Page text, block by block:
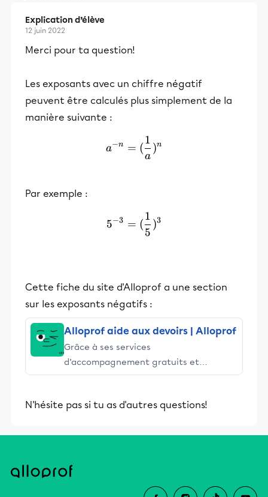
Explication d’élève
12 juin 2022
Merci pour ta question!
Les exposants avec un chiffre négatif
peuvent être calculés plus simplement de la
manière suivante :
a^{-n}=(\frac{1}{a})^n
a−n = (
a
1
)n
Par exemple :
5^{-3}=(\frac{1}{5})^3
5−3 = (
5
1
)3
Cette fiche du site d'Alloprof a une section
sur les exposants négatifs :
Alloprof aide aux devoirs | Alloprof
Grâce à ses services
d’accompagnement gratuits et
stimulants, Alloprof engage les élèves
éducative.
N'hésite pas si tu as d'autres questions!